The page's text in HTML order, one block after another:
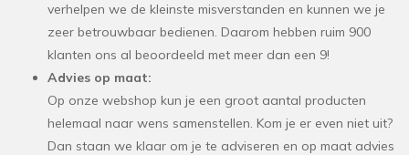
verhelpen we de kleinste misverstanden en kunnen we je
zeer betrouwbaar bedienen. Daarom hebben ruim 900
klanten ons al beoordeeld met meer dan een 9!
Advies op maat:
Op onze webshop kun je een groot aantal producten
helemaal naar wens samenstellen. Kom je er even niet uit?
Dan staan we klaar om je te adviseren en op maat advies